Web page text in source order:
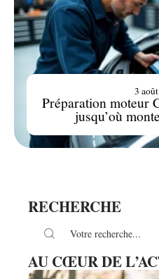
Préparation moteur
jusqu’où
3
RECHERCHE
AU CŒUR DE